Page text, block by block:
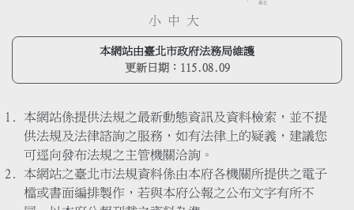
小 中 大
本網站由臺北市政府法務局維護
更新日期： 115.08.09
本網站係提供法規之最新動態資訊及資料檢索，並不提
供法規及法律諮詢之服務，如有法律上的疑義，建議您
可逕向發布法規之主管機關洽詢。
本網站之臺北市法規資料係由本府各機關所提供之電子
檔或書面編排製作，若與本府公報之公布文字有所不